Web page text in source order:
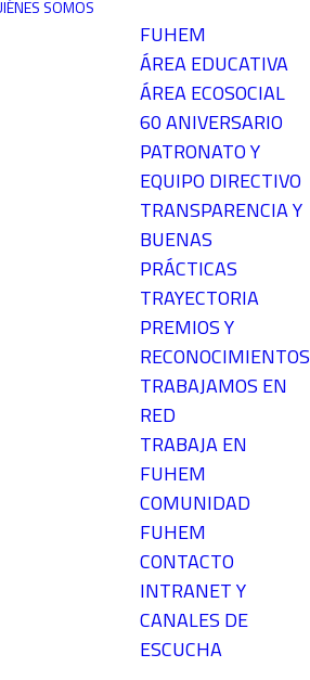
SOMOS
FUHEM
ÁREA EDUCATIVA
ÁREA ECOSOCIAL
60 ANIVERSARIO
PATRONATO Y
EQUIPO DIRECTIVO
TRANSPARENCIA Y
BUENAS
PRÁCTICAS
TRAYECTORIA
PREMIOS Y
RECONOCIMIENTOS
TRABAJAMOS EN
RED
TRABAJA EN
FUHEM
COMUNIDAD
FUHEM
CONTACTO
INTRANET Y
CANALES DE
ESCUCHA